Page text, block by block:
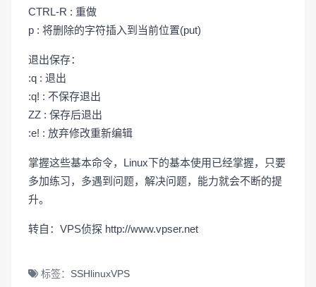
CTRL-R : 重做
p : 将删除的字符插入到当前位置(put)
退出保存：
:q : 退出
:q! : 不保存退出
ZZ : 保存后退出
:e! : 放弃修改重新编辑
掌握这些基本命令，Linux下的基本使用已经掌握，只要
多加练习，多遇到问题，解决问题，能力就会不断的提
升。
转自：VPS侦探 http://www.vpser.net
标签： SSHlinuxVPS